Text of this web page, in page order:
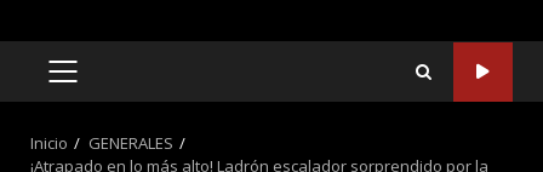
MENÚ
Inicio
GENERALES
¡Atrapado en lo más alto! Ladrón escalador sorprendido por la